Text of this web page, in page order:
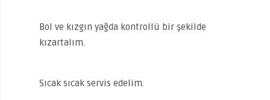
Bol ve kızgın yağda kontrollü bir şekilde
kızartalım.
Sıcak sıcak servis edelim.